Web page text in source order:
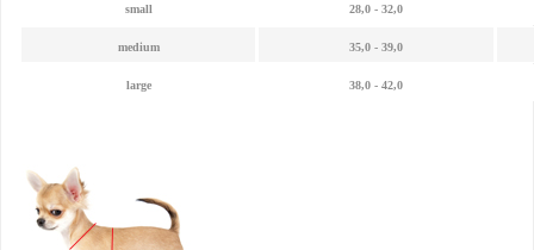
small 28,0 - 32,0
medium 35,0 - 39,0
large 38,0 - 42,0